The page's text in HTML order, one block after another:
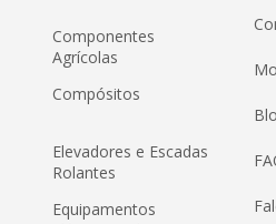
Componentes
Agrícolas
Compósitos
Elevadores e Escadas
Rolantes
Equipamentos